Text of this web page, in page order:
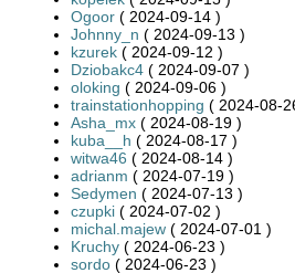
Ogoor ( 2024-09-14 )
Johnny_n ( 2024-09-13 )
kzurek ( 2024-09-12 )
Dziobakc4 ( 2024-09-07 )
oloking ( 2024-09-06 )
trainstationhopping ( 2024-08-
Asha_mx ( 2024-08-19 )
kuba__h ( 2024-08-17 )
witwa46 ( 2024-08-14 )
adrianm ( 2024-07-19 )
Sedymen ( 2024-07-13 )
czupki ( 2024-07-02 )
michal.majew ( 2024-07-01 )
Kruchy ( 2024-06-23 )
sordo ( 2024-06-23 )